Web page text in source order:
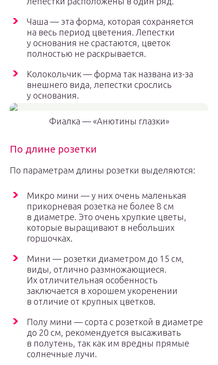
Чаша — эта форма, которая сохраняется
на весь период цветения. Лепестки
у основания не срастаются, цветок
полностью не раскрывается.
Колокольчик — форма так названа из-за
внешнего вида, лепестки срослись
у основания.
Фиалка — «Анютины глазки»
По длине розетки
По параметрам длины розетки выделяются:
Микро мини — у них очень маленькая
прикорневая розетка не более 8 см
в диаметре. Это очень хрупкие цветы,
которые выращивают в небольших
горшочках.
Мини — розетки диаметром до 15 см,
виды, отлично размножающиеся.
Их отличительная особенность
заключается в хорошем укоренении
в отличие от крупных цветков.
Полу мини — сорта с розеткой в диаметре
до 20 см, рекомендуется высаживать
в полутень, так как им вредны прямые
солнечные лучи.